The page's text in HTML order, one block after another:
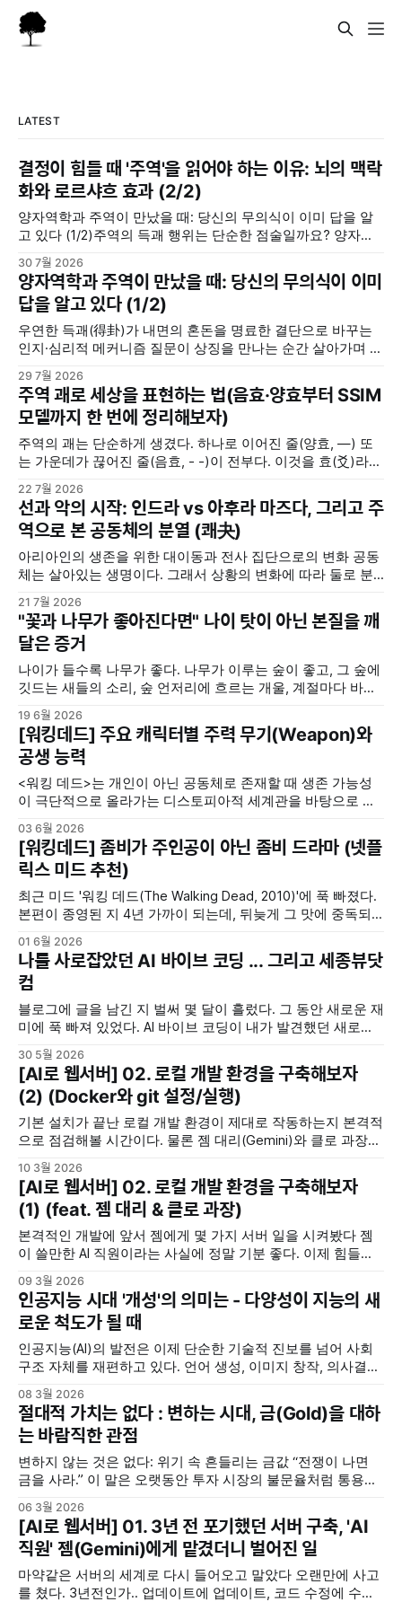
LATEST
결정이 힘들 때 '주역'을 읽어야 하는 이유: 뇌의 맥락
화와 로르샤흐 효과 (2/2)
양자역학과 주역이 만났을 때: 당신의 무의식이 이미 답을 알
고 있다 (1/2)주역의 득괘 행위는 단순한 점술일까요? 양자역
학의 중첩 및 관측 효과, 그리고 칼 융의 동시성 개념을 통해 내
면의 모호한 고민을 명료한 결단으로 바꾸는 무의식의 인지·심
리적 메커니즘을 분석합니다.지혜나무숲지혜나무숲 (위 포스
팅에서 이어집니다) 우리 뇌는 주역괘를 어떻게 인지할까(맥
락화와 무의식의
30 7월 2026
양자역학과 주역이 만났을 때: 당신의 무의식이 이미
답을 알고 있다 (1/2)
우연한 득괘(得卦)가 내면의 혼돈을 명료한 결단으로 바꾸는
인지·심리적 메커니즘 질문이 상징을 만나는 순간 살아가며 중
요한 선택의 갈림길에 서거나 해결하기 힘든 고민에 직면했을
때, 사람들은 저마다의 방식으로 답을 찾는다. 누군가는 주변
사람들로부터 조언을 구하고, 누군가는 독서를 통해서 길을 찾
기도 한다. 또 누군가는 명상을 하며, 또 누군가는 주역(周易)
29 7월 2026
주역 괘로 세상을 표현하는 법(음효·양효부터 SSIM
모델까지 한 번에 정리해보자)
주역의 괘는 단순하게 생겼다. 하나로 이어진 줄(양효, —) 또
는 가운데가 끊어진 줄(음효, - -)이 전부다. 이것을 효(爻)라고
부른다. 음효와 양효는 세상의 모든 음과 양을 상징한다. 여자
와 남자, 하늘과 땅, 밤과 낮, 여름과 겨울 ... 세상에 존재하는
삼라만상의 모든 것들은 음과 양 2분법적으로 구분해볼 수 있
다. 그렇다고 음과 양이 언제나
22 7월 2026
선과 악의 시작: 인드라 vs 아후라 마즈다, 그리고 주
역으로 본 공동체의 분열 (쾌夬)
아리아인의 생존을 위한 대이동과 전사 집단으로의 변화 공동
체는 살아있는 생명이다. 그래서 상황의 변화에 따라 둘로 분
열되기도 하고, 분열된 두 그룹이 서로 대립 갈등하기도 한다.
기원전 2000년경, 중앙아시아 초원의 유목민이었던 아리아인
들이 그랬다. 그들은 원래 초원에서 소와 말을 키우면서 사는
비교적 온순한 사람들이었다. 하지만 척박한 환경과 생존을 위
한 인도·이란 대륙으로의 대이동
21 7월 2026
"꽃과 나무가 좋아진다면" 나이 탓이 아닌 본질을 깨
달은 증거
나이가 들수록 나무가 좋다. 나무가 이루는 숲이 좋고, 그 숲에
깃드는 새들의 소리, 숲 언저리에 흐르는 개울, 계절마다 바뀌
는 고유한 향, 숲의 풍경이 좋다. 나무가 좋다보니, 그와 관련된
모든 것이 다 좋아지는 거 같다. 그런데 나만 그런 것이 아닌 듯
하다. 꽃이 좋고, 나무가 좋아지기 시작하면 주변에서는 나이
들어서 그렇다고 한다.
19 6월 2026
[워킹데드] 주요 캐릭터별 주력 무기(Weapon)와
공생 능력
<워킹 데드>는 개인이 아닌 공동체로 존재할 때 생존 가능성
이 극단적으로 올라가는 디스토피아적 세계관을 바탕으로 한
식료품점, 농사, 사냥, 치안유지, 군사력 등등)은 결코 공짜가
아니며, 원래 존재했던 것처럼 당연한 것이 아니다. 우리 사회
구성원 각자가 자신의 역할에서 최선을
03 6월 2026
[워킹데드] 좀비가 주인공이 아닌 좀비 드라마 (넷플
릭스 미드 추천)
최근 미드 '워킹 데드(The Walking Dead, 2010)'에 푹 빠졌다.
본편이 종영된 지 4년 가까이 되는데, 뒤늦게 그 맛에 중독되
어버렸다. 영화나 드라마에서 자주 소재로 등장하는 좀비물은
거의 비슷하다. 물론 조금씩 영화마다 특색있는 좀비들이 등장
하긴 했다. ('월드워 Z'에서 뛰어다니는 능력, '킹덤'에서 밤에만
01 6월 2026
나를 사로잡았던 AI 바이브 코딩 ... 그리고 세종뷰닷
컴
블로그에 글을 남긴 지 벌써 몇 달이 흘렀다. 그 동안 새로운 재
미에 푹 빠져 있었다. AI 바이브 코딩이 내가 발견했던 새로운
장난감이었다. 난 원래 프로그래밍을 정말 좋아한다. 컴퓨터라
는 기계와 인간이 소통할 수 있다는 게 얼마나 신나는 일인가.
그냥 소통이 아니라, 일을 시킨다는 것은 더 마음에 든다. 내게
만 충성하는 믿음직한 해결사가
30 5월 2026
[AI로 웹서버] 02. 로컬 개발 환경을 구축해보자
(2) (Docker와 git 설정/실행)
기본 설치가 끝난 로컬 개발 환경이 제대로 작동하는지 본격적
으로 점검해볼 시간이다. 물론 젬 대리(Gemini)와 클로 과장
(Claude)이 함께할 예정이다. 이전에 준비한 Docker 이미지를
실행해본다. (먼저 Docker Desktop이 백그라운드에서 실행되
어 있는지 확인이 필수다. 그렇지 않으면 당연히 Docker 이미
지가 실행안된다. Docker Desktop 실행 여부는 윈도우 우측
아래 상태 창에
10 3월 2026
[AI로 웹서버] 02. 로컬 개발 환경을 구축해보자
(1) (feat. 젬 대리 & 클로 과장)
본격적인 개발에 앞서 젬에게 몇 가지 서버 일을 시켜봤다 젬
이 쓸만한 AI 직원이라는 사실에 정말 기분 좋다. 이제 힘들고
까다로운 일은 젬이 다 할 것이다. 변수명, 데이터 하나에 전체
시스템이 멈추는 일은 이제 없을 것이다. 아니, 멈춘다고 하더
라도 내가 밤 샐 필요는 없을 것이다. 이제는 젬이 그걸 대신 분
석하고, 대안을
09 3월 2026
인공지능 시대 '개성'의 의미는 - 다양성이 지능의 새
로운 척도가 될 때
인공지능(AI)의 발전은 이제 단순한 기술적 진보를 넘어 사회
구조 자체를 재편하고 있다. 언어 생성, 이미지 창작, 의사결정
보조에 이르기까지, AI는 인간 고유의 영역이라 믿었던 곳에 조
용히, 그러나 빠르게 침투하고 있다. 불과 몇 년 전까지만 해도
상상 속의 이야기로 여겨졌던 것들이 이제는 일상의 언어로 논
의된다. 이러한 시대의 전환점에서 한
08 3월 2026
절대적 가치는 없다 : 변하는 시대, 금(Gold)을 대하
는 바람직한 관점
변하지 않는 것은 없다: 위기 속 흔들리는 금값 “전쟁이 나면
금을 사라.” 이 말은 오랫동안 투자 시장의 불문율처럼 통용되
어 왔습니다. 지정학적 긴장이 고조될 때, 주식이나 채권 같은
위험 자산의 가치가 흔들릴 때, 투자자들은 안전을 보장해 줄
자산을 찾기 마련이고, 그 중심에는 늘 '금(Gold)'이 있었습니
다. 금은 불변의
06 3월 2026
[AI로 웹서버] 01. 3년 전 포기했던 서버 구축, 'AI
직원' 젬(Gemini)에게 맡겼더니 벌어진 일
마약같은 서버의 세계로 다시 들어오고 말았다 오랜만에 사고
를 쳤다. 3년전인가.. 업데이트에 업데이트, 코드 수정에 수정